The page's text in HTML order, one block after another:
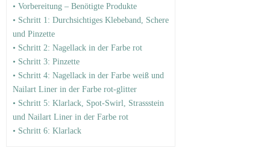
• Vorbereitung – Benötigte Produkte
• Schritt 1: Durchsichtiges Klebeband, Schere
und Pinzette
• Schritt 2: Nagellack in der Farbe rot
• Schritt 3: Pinzette
• Schritt 4: Nagellack in der Farbe weiß und
Nailart Liner in der Farbe rot-glitter
• Schritt 5: Klarlack, Spot-Swirl, Strassstein
und Nailart Liner in der Farbe rot
• Schritt 6: Klarlack